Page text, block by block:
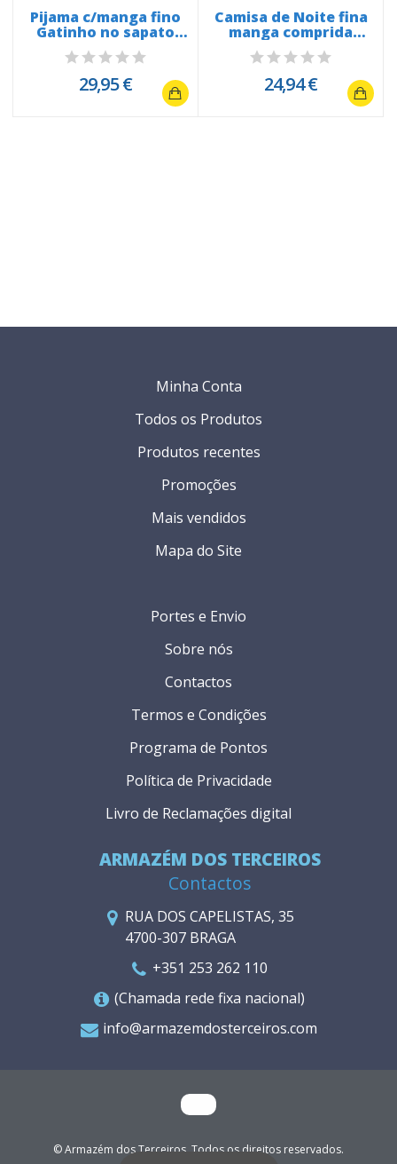
Pijama c/manga fino
Gatinho no sapato
3206
29,95 €
Camisa de Noite fina
manga comprida
Floral Azul...
24,94 €
ARMAZÉM DOS TERCEIROS
Contactos
RUA DOS CAPELISTAS, 35
4700-307 BRAGA
+351 253 262 110
(Chamada rede fixa nacional)
info@armazemdosterceiros.com
Portes e Envio
Sobre nós
Contactos
Termos e Condições
Programa de Pontos
Política de Privacidade
Livro de Reclamações digital
Minha Conta
Todos os Produtos
Produtos recentes
Promoções
Mais vendidos
Mapa do Site
© Armazém dos Terceiros. Todos os direitos reservados.